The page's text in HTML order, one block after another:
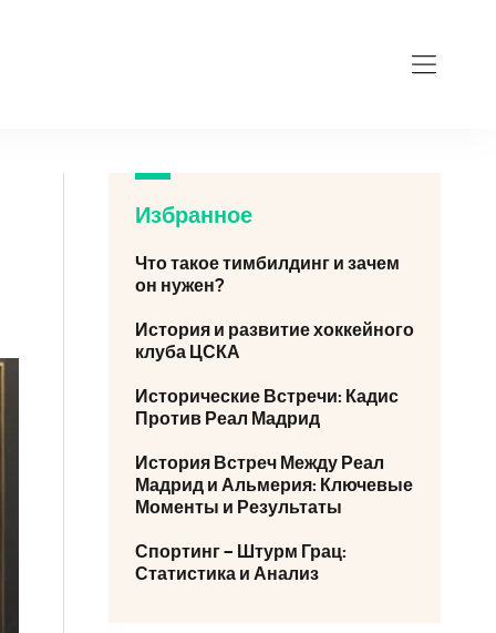
Избранное
Что такое тимбилдинг и зачем
он нужен?
История и развитие хоккейного
клуба ЦСКА
Исторические Встречи: Кадис
Против Реал Мадрид
История Встреч Между Реал
Мадрид и Альмерия: Ключевые
Моменты и Результаты
Спортинг – Штурм Грац:
Статистика и Анализ